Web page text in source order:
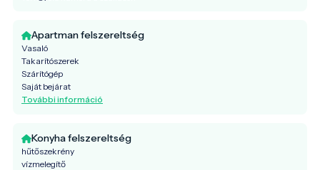
Apartman felszereltség
Vasaló
Takarítószerek
Szárítógép
Saját bejárat
További információ
Konyha felszereltség
hűtőszekrény
vízmelegítő